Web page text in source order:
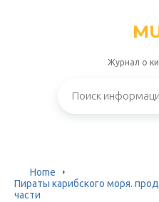
Журнал о
Home
Пираты карибского моря.
части